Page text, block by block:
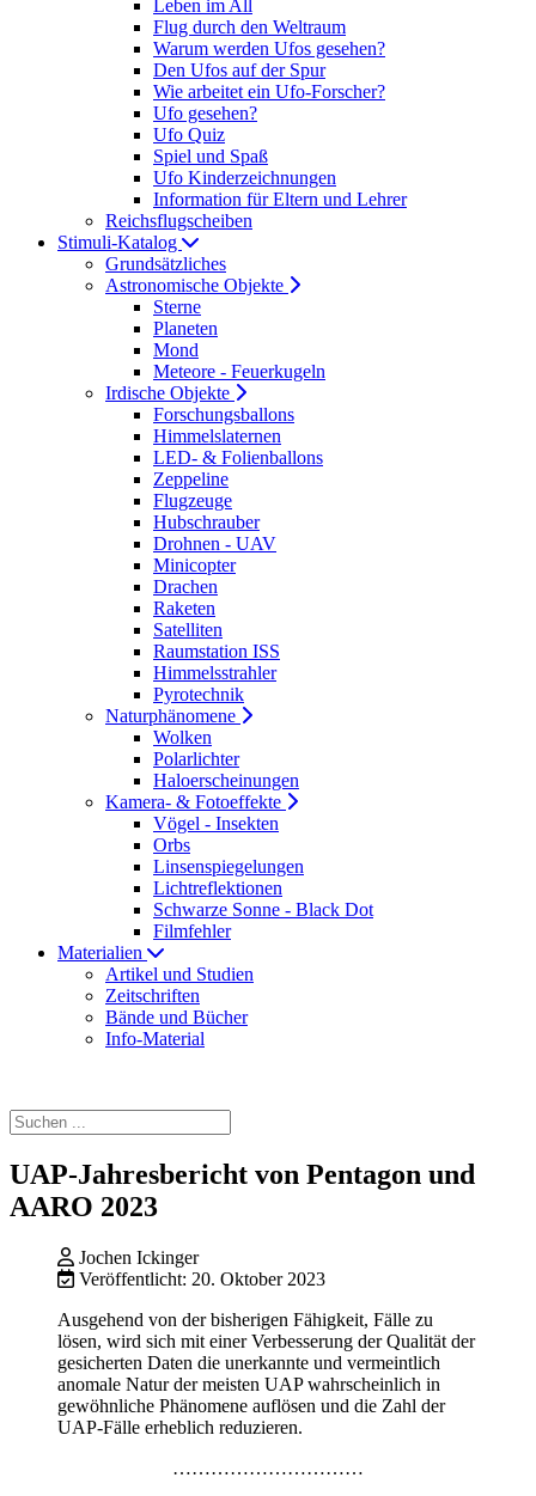
Leben im All
Flug durch den Weltraum
Warum werden Ufos gesehen?
Den Ufos auf der Spur
Wie arbeitet ein Ufo-Forscher?
Ufo gesehen?
Ufo Quiz
Spiel und Spaß
Ufo Kinderzeichnungen
Information für Eltern und Lehrer
Reichsflugscheiben
Stimuli-Katalog
Grundsätzliches
Astronomische Objekte
Sterne
Planeten
Mond
Meteore - Feuerkugeln
Irdische Objekte
Forschungsballons
Himmelslaternen
LED- & Folienballons
Zeppeline
Flugzeuge
Hubschrauber
Drohnen - UAV
Minicopter
Drachen
Raketen
Satelliten
Raumstation ISS
Himmelsstrahler
Pyrotechnik
Naturphänomene
Wolken
Polarlichter
Haloerscheinungen
Kamera- & Fotoeffekte
Vögel - Insekten
Orbs
Linsenspiegelungen
Lichtreflektionen
Schwarze Sonne - Black Dot
Filmfehler
Materialien
Artikel und Studien
Zeitschriften
Bände und Bücher
Info-Material
UAP-Jahresbericht von Pentagon und
AARO 2023
Jochen Ickinger
Veröffentlicht: 20. Oktober 2023
Ausgehend von der bisherigen Fähigkeit, Fälle zu
lösen, wird sich mit einer Verbesserung der Qualität der
gesicherten Daten die unerkannte und vermeintlich
anomale Natur der meisten UAP wahrscheinlich in
gewöhnliche Phänomene auflösen und die Zahl der
UAP-Fälle erheblich reduzieren.
…………………………